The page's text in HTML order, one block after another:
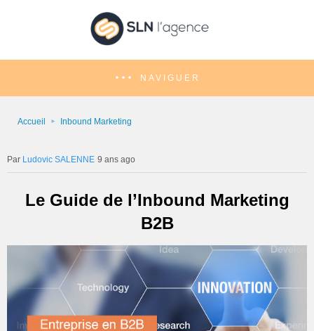
NAVIGUER
Accueil Inbound Marketing
Ludovic SALENNE 9 ans ago
Le Guide de l’Inbound Marketing
B2B